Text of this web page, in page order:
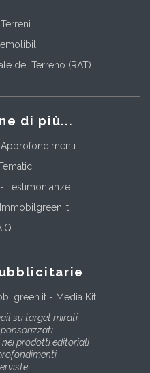
del Terreno (RAT)
di più...
Testimonianze
- Media Kit:
su target mirati
prodotti editoriali